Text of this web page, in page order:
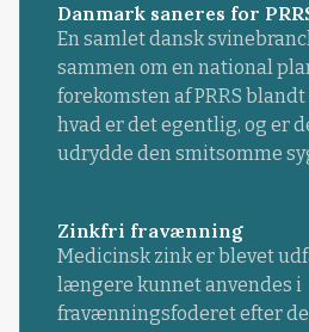
Danmark saneres for
En samlet dansk
sammen om en national
forekomsten af PRRS
hvad er det egentlig, og er
udrydde den smitsomme
Zinkfri fravænning
Medicinsk zink er blevet
længere kunnet anvendes i
fravænningsfoderet efter